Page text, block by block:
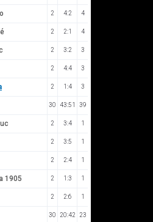
2 4:2 4
2 2:1 4
2 3:2 3
2 4:4 3
2 1:4 3
30 43:51 39
2 3:4 1
2 3:5 1
2 2:4 1
1905 2 1:3 1
2 2:6 1
30 20:42 23